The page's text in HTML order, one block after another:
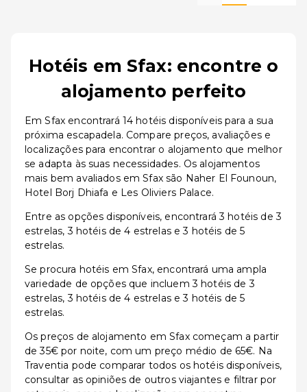
Hotéis em Sfax: encontre o
alojamento perfeito
Em Sfax encontrará 14 hotéis disponíveis para a sua
próxima escapadela. Compare preços, avaliações e
localizações para encontrar o alojamento que melhor
se adapta às suas necessidades. Os alojamentos
mais bem avaliados em Sfax são Naher El Founoun,
Hotel Borj Dhiafa e Les Oliviers Palace.
Entre as opções disponíveis, encontrará 3 hotéis de 3
estrelas, 3 hotéis de 4 estrelas e 3 hotéis de 5
estrelas.
Se procura hotéis em Sfax, encontrará uma ampla
variedade de opções que incluem 3 hotéis de 3
estrelas, 3 hotéis de 4 estrelas e 3 hotéis de 5
estrelas.
Os preços de alojamento em Sfax começam a partir
de 35€ por noite, com um preço médio de 65€. Na
Traventia pode comparar todos os hotéis disponíveis,
consultar as opiniões de outros viajantes e filtrar por